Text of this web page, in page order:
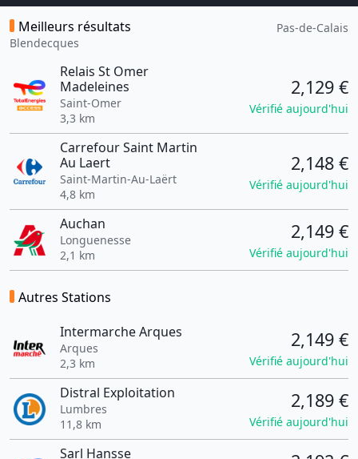
Meilleurs résultats
Blendecques
Pas-de-Calais
Relais St Omer
Madeleines
Saint-Omer
3,3 km
2,129 €
Vérifié aujourd'hui
Carrefour Saint Martin
Au Laert
Saint-Martin-Au-Laërt
4,8 km
2,148 €
Vérifié aujourd'hui
Auchan
Longuenesse
2,1 km
2,149 €
Vérifié aujourd'hui
Autres Stations
Intermarche Arques
Arques
2,3 km
2,149 €
Vérifié aujourd'hui
Distral Exploitation
Lumbres
11,8 km
2,189 €
Vérifié aujourd'hui
Sarl Hansse